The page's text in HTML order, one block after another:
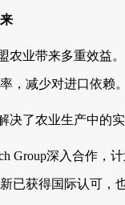
业带来多重效益。
，减少对进口依赖
了农业生产中的
Group深入合作，
已获得国际认可，